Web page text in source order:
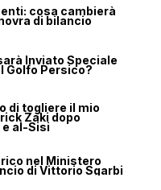
cosa cambierà
di bilancio
Inviato Speciale
Golfo Persico?
di togliere il mio
Zaki dopo
e al-Sisi
nel Ministero
di Vittorio Sgarbi